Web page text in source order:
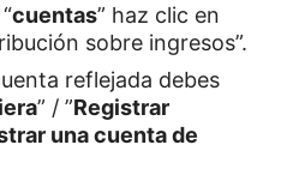
cuentas” haz clic en
sobre ingresos”.
reflejada debes
” / ”Registrar
una cuenta de